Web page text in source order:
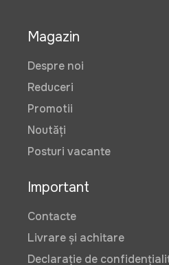
Magazin
Despre noi
Reduceri
Promotii
Noutăți
Posturi vacante
Important
Contacte
Livrare și achitare
Declarație de